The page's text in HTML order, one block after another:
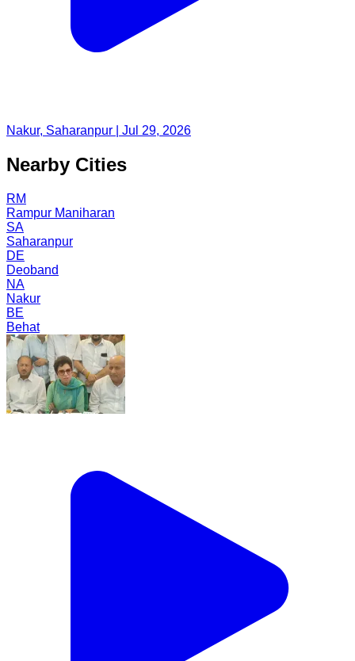
Nakur, Saharanpur | Jul 29, 2026
Nearby Cities
RM
Rampur Maniharan
SA
Saharanpur
DE
Deoband
NA
Nakur
BE
Behat